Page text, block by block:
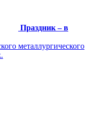
Праздник – в
металлургического